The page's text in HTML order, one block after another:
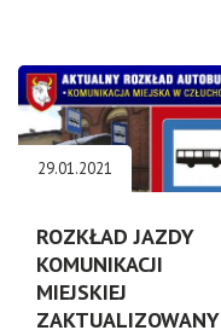
29.01.2021
ROZKŁAD JAZDY
KOMUNIKACJI
MIEJSKIEJ
ZAKTUALIZOWANY